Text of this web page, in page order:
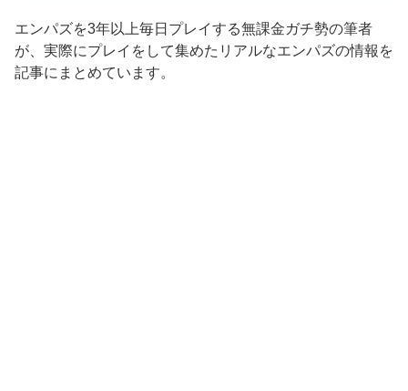
エンパズを3年以上毎日プレイする無課金ガチ勢の筆者
が、実際にプレイをして集めたリアルなエンパズの情報を
記事にまとめています。